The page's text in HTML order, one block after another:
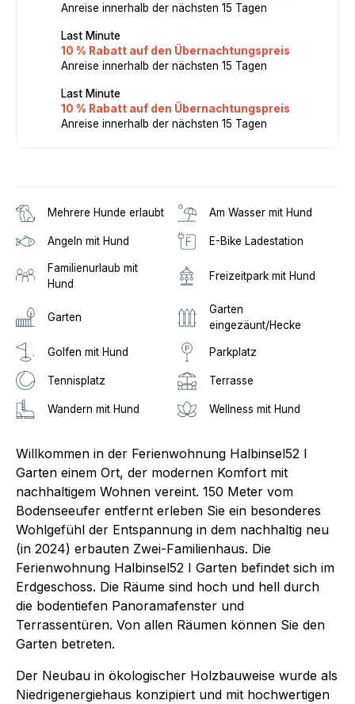
Anreise innerhalb der nächsten 15 Tagen
Last Minute
10 % Rabatt auf den Übernachtungspreis
Anreise innerhalb der nächsten 15 Tagen
Last Minute
10 % Rabatt auf den Übernachtungspreis
Anreise innerhalb der nächsten 15 Tagen
Mehrere Hunde erlaubt Am Wasser mit Hund
Angeln mit Hund E-Bike Ladestation
Familienurlaub mit
Hund
Freizeitpark mit Hund
Garten
Garten
eingezäunt/Hecke
Golfen mit Hund Parkplatz
Tennisplatz Terrasse
Wandern mit Hund Wellness mit Hund
Willkommen in der Ferienwohnung Halbinsel52 I
Garten einem Ort, der modernen Komfort mit
nachhaltigem Wohnen vereint. 150 Meter vom
Bodenseeufer entfernt erleben Sie ein besonderes
Wohlgefühl der Entspannung in dem nachhaltig neu
(in 2024) erbauten Zwei-Familienhaus. Die
Ferienwohnung Halbinsel52 I Garten befindet sich im
Erdgeschoss. Die Räume sind hoch und hell durch
die bodentiefen Panoramafenster und
Terrassentüren. Von allen Räumen können Sie den
Garten betreten.
Der Neubau in ökologischer Holzbauweise wurde als
Niedrigenergiehaus konzipiert und mit hochwertigen